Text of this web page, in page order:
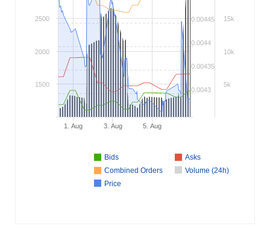
Bids
Asks
Combined Orders
Volume (24h)
Price
1. Aug 3. Aug 5. Aug
0.0043
0.00435
0.0044
0.00445
5k
10k
15k
1500
2000
2500